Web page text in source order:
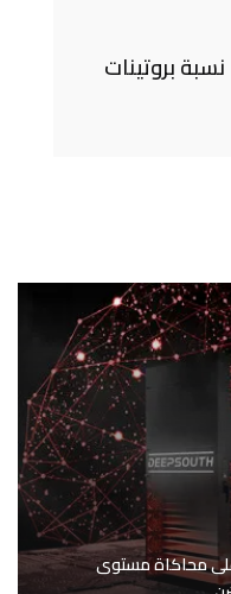
بروتينات
محاكاة مستوى